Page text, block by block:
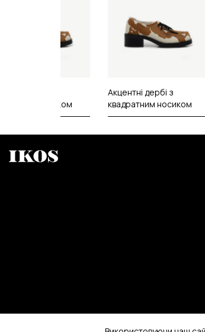
носиком
Акцентні дербі з
квадратним носиком